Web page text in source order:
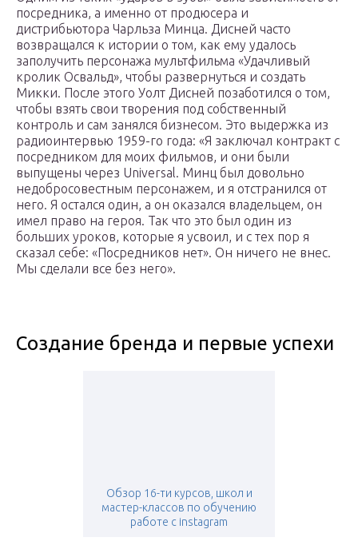
посредника, а именно от продюсера и
дистрибьютора Чарльза Минца. Дисней часто
возвращался к истории о том, как ему удалось
заполучить персонажа мультфильма «Удачливый
кролик Освальд», чтобы развернуться и создать
Микки. После этого Уолт Дисней позаботился о том,
чтобы взять свои творения под собственный
контроль и сам занялся бизнесом. Это выдержка из
радиоинтервью 1959-го года: «Я заключал контракт с
посредником для моих фильмов, и они были
выпущены через Universal. Минц был довольно
недобросовестным персонажем, и я отстранился от
него. Я остался один, а он оказался владельцем, он
имел право на героя. Так что это был один из
больших уроков, которые я усвоил, и с тех пор я
сказал себе: «Посредников нет». Он ничего не внес.
Мы сделали все без него».
Создание бренда и первые успехи
Обзор 16-ти курсов, школ и
мастер-классов по обучению
работе с instagram